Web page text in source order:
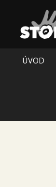
ÚVOD